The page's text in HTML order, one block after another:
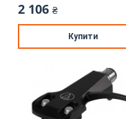
2 106 ₴
Купити